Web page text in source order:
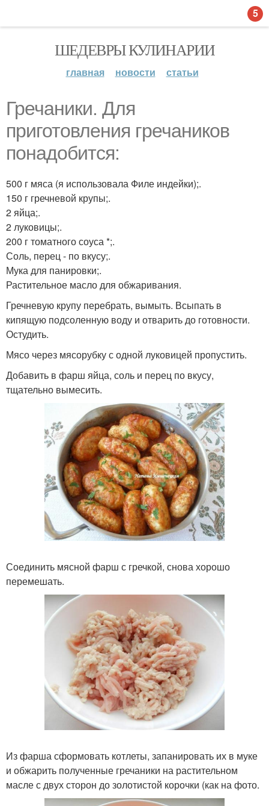
ШЕДЕВРЫ КУЛИНАРИИ
главная новости статьи
Гречаники. Для
приготовления гречаников
понадобится:
500 г мяса (я использовала Филе индейки);.
150 г гречневой крупы;.
2 яйца;.
2 луковицы;.
200 г томатного соуса *;.
Соль, перец - по вкусу;.
Мука для панировки;.
Растительное масло для обжаривания.
Гречневую крупу перебрать, вымыть. Всыпать в
кипящую подсоленную воду и отварить до готовности.
Остудить.
Мясо через мясорубку с одной луковицей пропустить.
Добавить в фарш яйца, соль и перец по вкусу,
тщательно вымесить.
Соединить мясной фарш с гречкой, снова хорошо
перемешать.
Из фарша сформовать котлеты, запанировать их в муке
и обжарить полученные гречаники на растительном
масле с двух сторон до золотистой корочки (как на фото.
5